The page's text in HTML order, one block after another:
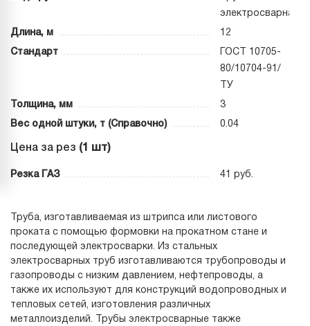
электросварная
Длина, м 12
Стандарт
ГОСТ 10705-
80/10704-91/
ТУ
Толщина, мм 3
Вес одной штуки, т (Справочно) 0.04
Цена за рез (1 шт)
Резка ГАЗ 41 руб.
Труба, изготавливаемая из штрипса или листового
проката с помощью формовки на прокатном стане и
последующей электросварки. Из стальных
электросварных труб изготавливаются трубопроводы и
газопроводы с низким давлением, нефтепроводы, а
также их используют для конструкций водопроводных и
тепловых сетей, изготовления различных
металлоизделий. Трубы электросварные также